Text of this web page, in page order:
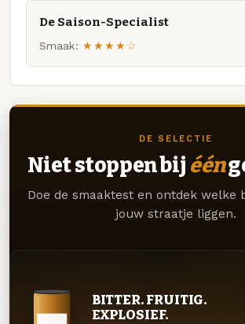
De Saison-Specialist
Smaak: ★★★★☆
DE SELECTIE
Niet stoppen bij één
Doe de smaaktest en ontdek welke
jouw straatje liggen.
BITTER. FRUITIG.
EXPLOSIEF.